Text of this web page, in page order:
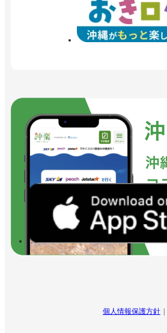
個人情報保護方針